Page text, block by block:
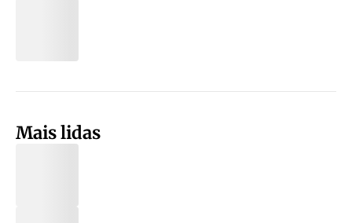
Mais lidas